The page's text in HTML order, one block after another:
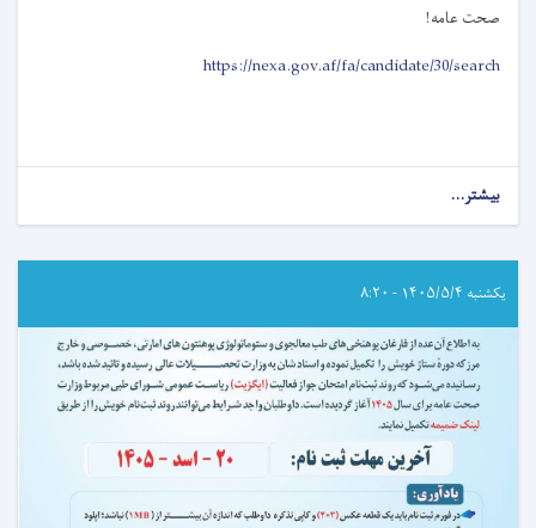
صحت عامه!
https://nexa.gov.af/fa/candidate/30/search
بیشتر...
اطلاعیه
خروجی
(ایگزیت)
علوم
صحی
مربوط
وزارت
صحت
عامه!
یکشنبه ۱۴۰۵/۵/۴ - ۸:۲۰